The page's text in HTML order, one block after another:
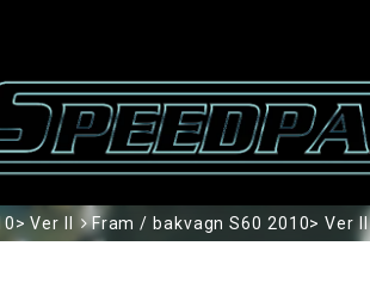
Ver II Fram / bakvagn S60 2010> Ver II